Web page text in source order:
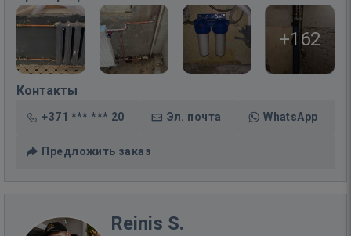
+162
Контакты
+371 *** *** 20 Эл. почта WhatsApp
Предложить заказ
Reinis S.